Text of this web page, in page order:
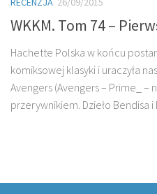
WKKM. Tom 74 –
Hachette Polska w końcu
komiksowej klasyki i uraczyła
Avengers (Avengers – Prime_ –
przerywnikiem. Dzieło Bendisa i